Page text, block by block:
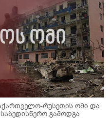
რუსეთის ომი და
გამოდგა